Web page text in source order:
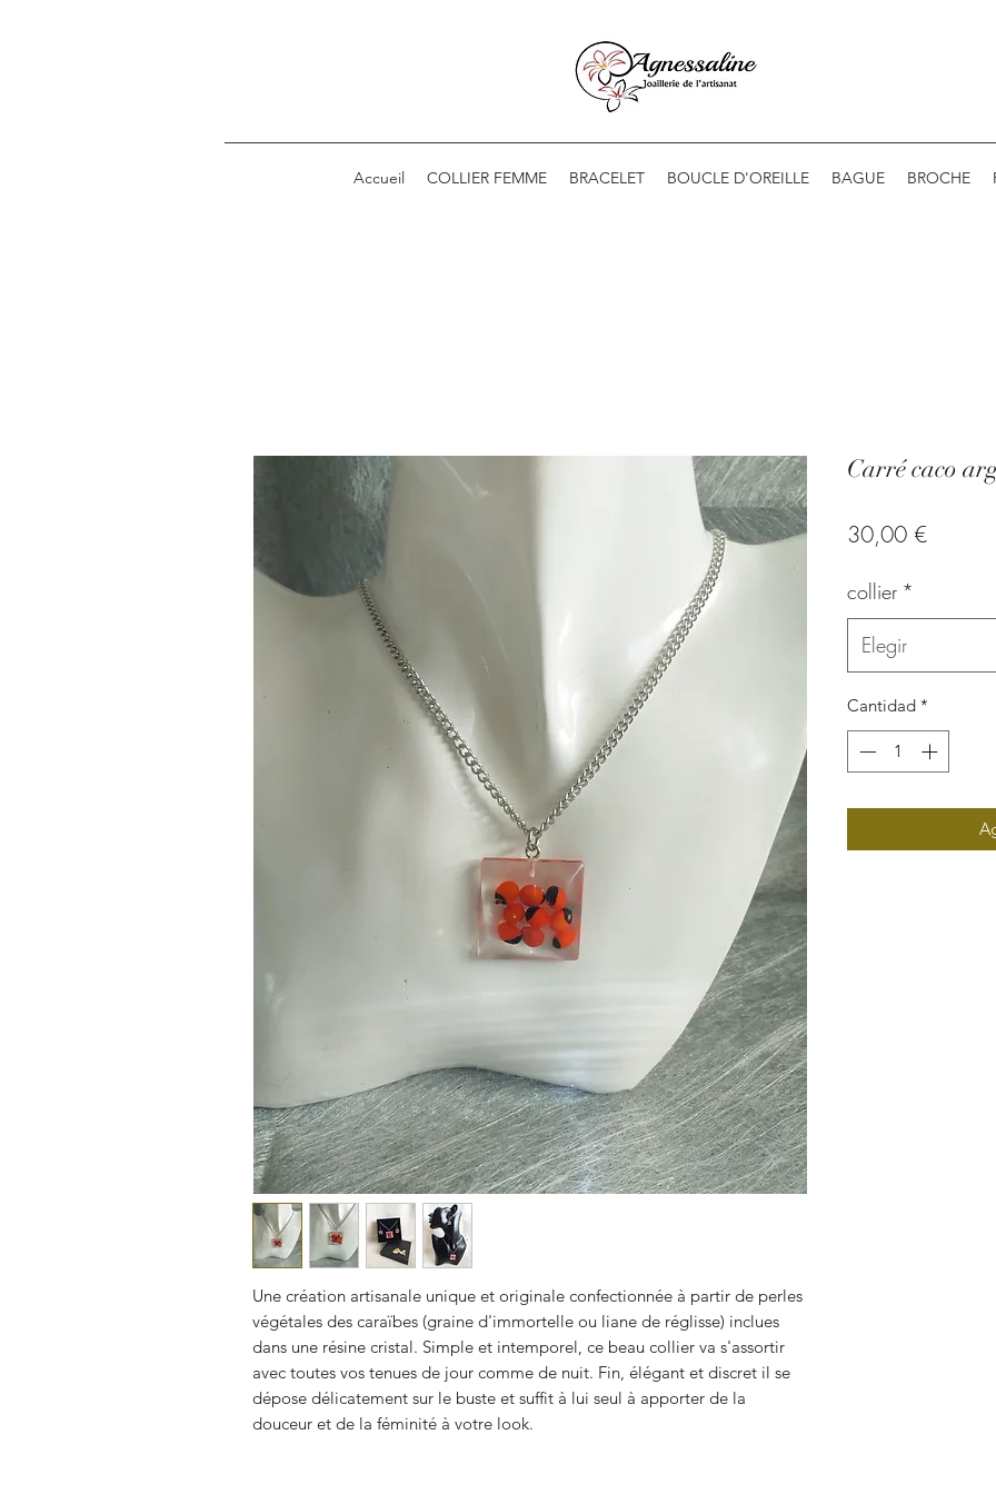
Accueil COLLIER FEMME BRACELET BOUCLE D'OREILLE BAGUE BROCHE
Une création artisanale unique et originale confectionnée à partir de perles
végétales des caraïbes (graine d'immortelle ou liane de réglisse) inclues
dans une résine cristal. Simple et intemporel, ce beau collier va s'assortir
avec toutes vos tenues de jour comme de nuit. Fin, élégant et discret il se
dépose délicatement sur le buste et suffit à lui seul à apporter de la
douceur et de la féminité à votre look.
Carré caco
30,00 €Precio
collier *
Elegir
Cantidad *